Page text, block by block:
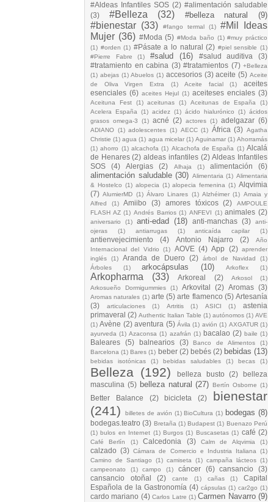
#Aldeas Infantiles SOS (2) #alimentación saludable
(3)
#Belleza (32) #belleza natural (9)
#bienestar (33) #fango termal (1)
#Mil Ideas
Mujer (36) #Moda (5) #Moda baño (1) #muy práctico
(1) #orden (1) #Pásate a lo natural (2) #piel sensible (1)
#Pierre Fabre
(1) #salud (16) #salud auditiva
(3)
#tratamiento en cabina (3) #tratamientos (7) +Belleza
(1) abejas (1) Abuelos (1) accesorios (3) aceite (5) Aceite
de Oliva Virgen Extra
(1) Aceite facial (1)
aceites
esenciales (6) aceites Hejul (1) aceiteses enciales (3)
Aceituna Fest (1) aceitunas (1) Aceitunas de España
(1)
Acelera España (1) acidez (1) ácido hialurónico (1) ácidos
grasos omega-3
(1) acné (2) actores (1) adelgazar (6)
ADIANO (1) adolescentes (1) AECC (1) África (3) Agatha
Christie (1) agua (1) agua micelar (1) Aguinamar (1) Ahorramás
(1) ahorro (1) alcachofa (1) Alcachofa de España (1) Alcalá
de Henares (2) aldeas infantiles (2) Aldeas Infantiles
SOS
(4) Alergias (2) Alhaja (1) alimentación (6)
alimentación saludable (30) Alimentaria (1) Alimentaria
& Hostelco (1) alopecia (1) alopecia femenina (1) Alqvimia
(7) AlumierMD (1) Álvaro Linares (1) Alzhéimer (1) Amaia y
Alfred
(1) Amiibo (3) amores tóxicos (2)
AMPOULE
FLASH AZ (1) Andrés Barrios (1) ANFEVI (1) animales (2)
aniversario (1) anti-edad (18) anti-manchas (3)
anti-
ojeras
(1) antiarrugas (1) anticaída capilar (1)
antienvejecimiento (4) Antonio Najarro (2)
Año
Internacional del Vidrio
(1) AOVE (4) App (2) aprender
inglés
(1) Aranda de Duero (2) árbol de Navidad
(1)
Árboles
(1) arkocápsulas (10) Arkoflex (1)
Arkopharma (33) Arkoreal (2) Arkosol
(1)
Arkosueño Dormigummies
(1) Arkovital (2) Aromas (3)
Aromas naturales (1) arte (5) arte flamenco (5) Artesanía
(3)
articulaciones (1) Artritis (1) ASICI (1)
astenia
primaveral (2) Authentic Italian Table (1) autónomos (1) AVE
(1) Avène (2) aventura (5) Ávila (1) avión (1) AXGATUR (1)
ayurveda (1) Azaconsa (1) azafrán (1) bacalao (2) baile (1)
Baleares (5) balnearios (3) Banco de Alimentos
(1)
Barcelona (1) Bares (1) beber (2) bebés (2) bebidas (13)
bebidas isotónicas (1) bebidas saludables (1) becas (1)
Belleza (192) belleza busto (2)
belleza
masculina (5) belleza natural (27) Bertín Osborne (1)
Better Balance (2) bicicleta (2)
bienestar
(241)
billetes de avión (1) BioCultura (1) bodegas (8)
bodegas.teatro (3) Bretaña (1) Budapest (1) Buenazo Perú
(1) bulos en Internet (1) Burgos (1) Buscasetas (1) café (2)
Café Berlín (1) Calcedonia (3) Calm de Alqvimia (1)
calzado (3) Cámara de Comercio e Industria Italiana (1)
Camino de Santiago
(1) camiseta (1) campaña lácteos (1)
campeonato
(1) campo (1) cáncer (6) cansancio
(3)
cansancio otoñal
(2) cante (1) cañas (1)
Capital
Española de la Gastronomía (4) cápsulas (1) car2go (1)
cardo mariano (4) Carlos Latre (1) Carmen Navarro (9)